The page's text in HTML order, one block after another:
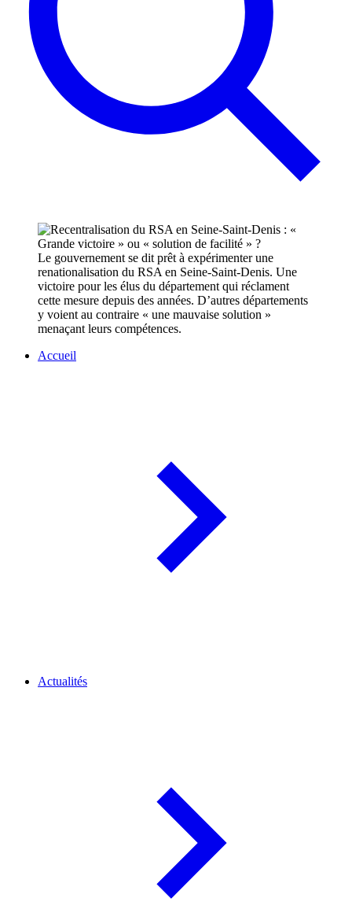
Le gouvernement se dit prêt à expérimenter une
renationalisation du RSA en Seine-Saint-Denis. Une
victoire pour les élus du département qui réclament
cette mesure depuis des années. D’autres départements
y voient au contraire « une mauvaise solution »
menaçant leurs compétences.
Accueil
Actualités